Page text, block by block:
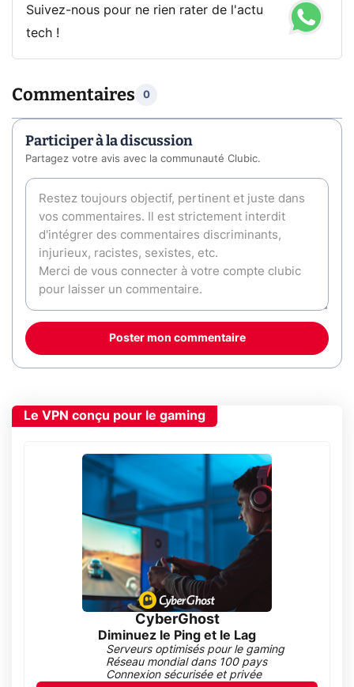
Suivez-nous pour ne rien rater de l'actu
tech !
Commentaires 0
Participer à la discussion
Partagez votre avis avec la communauté Clubic.
Poster mon commentaire
Le VPN conçu pour le gaming
CyberGhost
Diminuez le Ping et le Lag
Serveurs optimisés pour le gaming
Réseau mondial dans 100 pays
Connexion sécurisée et privée